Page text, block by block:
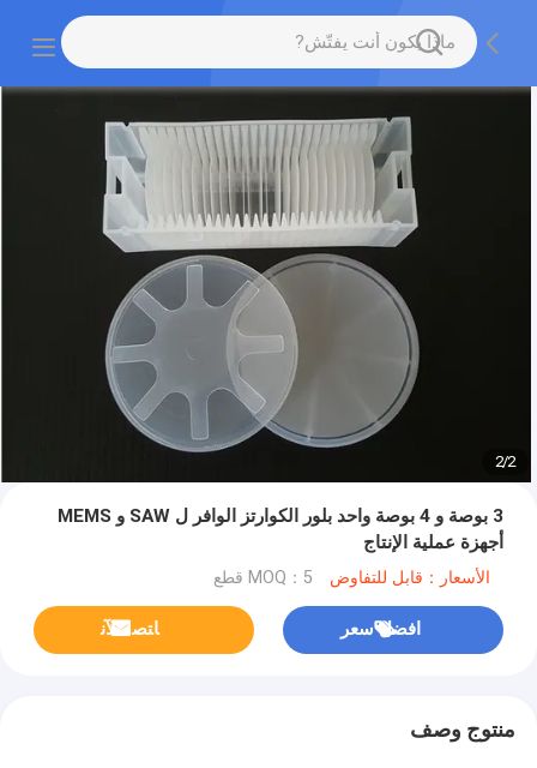
2
/
2
3 بوصة و 4 بوصة واحد بلور الكوارتز الوافر ل SAW و MEMS
أجهزة عملية الإنتاج
الأسعار：قابل للتفاوض MOQ：5 قطع
افضل سعر ﺎﺘﺼﻟ ﺍﻶﻧ
منتوج وصف